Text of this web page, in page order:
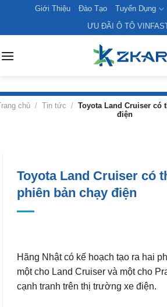
content
Giới Thiệu Đào Tạo Tuyển Dụng
ƯU ĐÃI Ô TÔ
chủ / Tin tức / Toyota Land Cruiser có
điện
Toyota Land Cruiser có
phiên bản chạy điện
Hãng Nhật có kế hoạch tạo ra hai
một cho Land Cruiser và một cho
cạnh tranh trên thị trường xe điện.